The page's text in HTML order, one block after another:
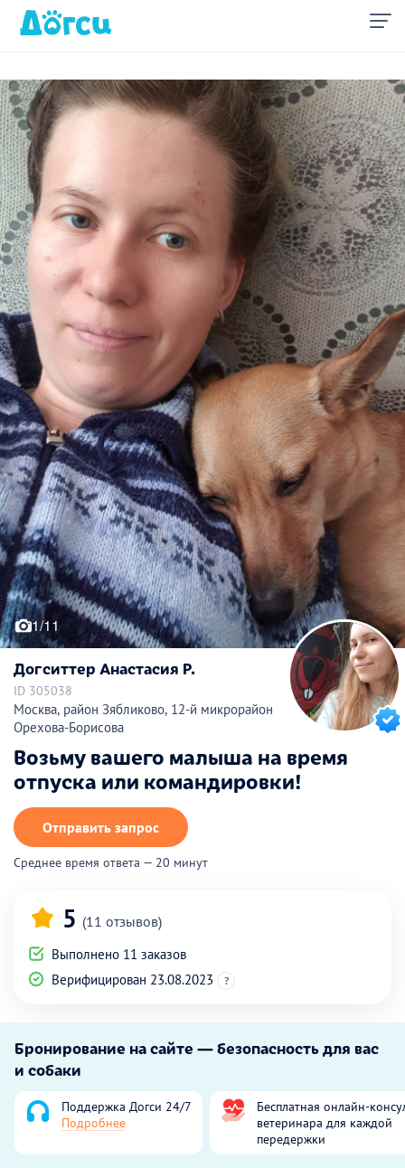
1/11
Догситтер Анастасия Р.
ID 305038
Москва, район Зябликово, 12-й микрорайон
Орехова-Борисова
Возьму вашего малыша на время
отпуска или командировки!
Отправить запрос
Среднее время ответа — 20 минут
5 (11 отзывов)
Выполнено 11 заказов
Верифицирован 23.08.2023
?
Бронирование на сайте — безопасность для вас
и собаки
Поддержка Догси 24/7
Подробнее
Бесплатная онлайн-
ветеринара для каждой
передержки